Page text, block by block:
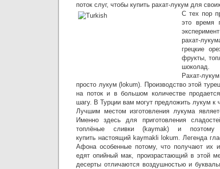
поток слуг, чтобы купить рахат-лукум для
С тех пор
это время
рахат-
грецкие
фрукты,
шоколад.
Рахат-
просто лукум (lokum). Производство этой
на поток и в большом количестве
шагу. В Турции вам могут предложить лукум к
Лучшим местом изготовления лукума
Именно здесь для приготовления
топлёные сливки (kaymak) и
купить настоящий kaymakli lokum. Легенда
Афона особенные потому, что получают их
едят опийный мак, произрастающий в этой
десерты отличаются воздушностью и